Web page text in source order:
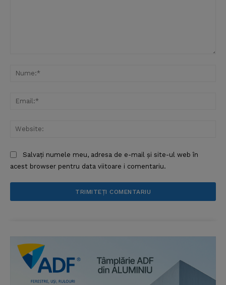
Salvați numele meu, adresa de e-mail și site-ul web în
acest browser pentru data viitoare i comentariu.